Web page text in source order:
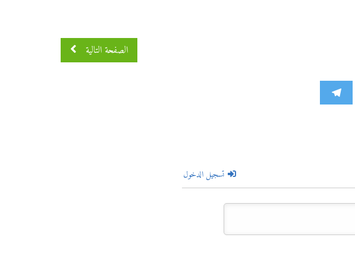
الصفحة التالية
تسجيل الدخول